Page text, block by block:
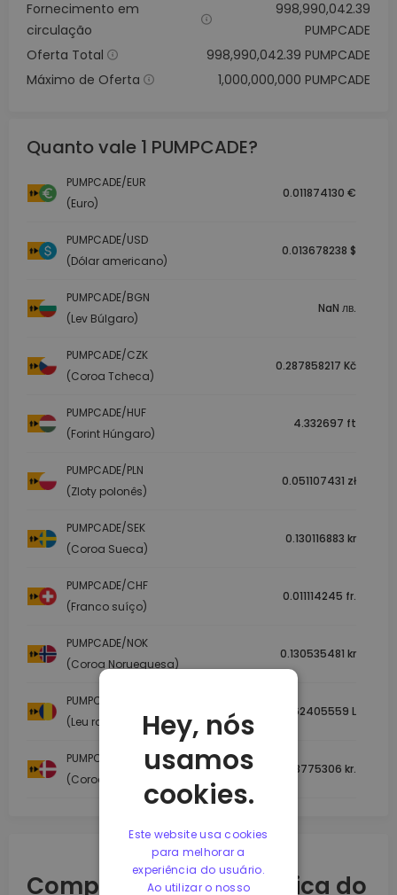
Fornecimento em
circulação
998,990,042.39
PUMPCADE
Oferta Total
998,990,042.39 PUMPCADE
Máximo de Oferta
1,000,000,000 PUMPCADE
Quanto vale 1 PUMPCADE?
PUMPCADE/EUR
(Euro)
0.011874130 €
PUMPCADE/USD
(Dólar americano)
0.013678238 $
PUMPCADE/BGN
(Lev Búlgaro)
NaN лв.
PUMPCADE/CZK
(Coroa Tcheca)
0.287858217 Kč
PUMPCADE/HUF
(Forint Húngaro)
4.332697 ft
PUMPCADE/PLN
(Zloty polonês)
0.051107431 zł
PUMPCADE/SEK
(Coroa Sueca)
0.130116883 kr
PUMPCADE/CHF
(Franco suíço)
0.011114245 fr.
PUMPCADE/NOK
(Coroa Norueguesa)
0.130535481 kr
PUMPCADE/RON
(Leu romeno)
0.062405559 L
PUMPCADE/DKK
(Coroa Dinamarquesa)
0.088775306 kr.
Compreender a dinâmica do
Hey, nós
usamos
cookies.
Este website usa cookies
para melhorar a
experiência do usuário.
Ao utilizar o nosso